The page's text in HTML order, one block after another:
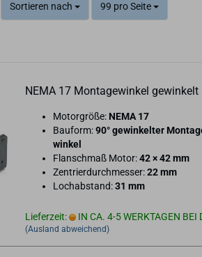
Sortieren nach 99 pro Seite
NEMA 17 Mon­ta­ge­win­kel ge­win­kelt
Mo­tor­grö­ße: NEMA 17
Bau­form:90° ge­win­kel­ter
win­kel
Flan­sch­maß Motor:42 × 42 mm
Zen­trier­durch­mes­ser:22 mm
Loch­ab­stand:31 mm
Lieferzeit: IN CA. 4-5 WERKTAGEN BEI
(Ausland abweichend)